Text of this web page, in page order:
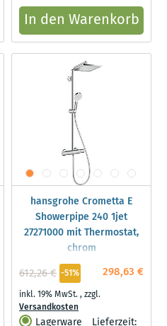
In den Warenkorb
hansgrohe Crometta E
Showerpipe 240 1jet
27271000 mit Thermostat,
chrom
298,63 €
612,26 € -51%
inkl. 19% MwSt.,zzgl.
Versandkosten
Lagerware
Lieferzeit: